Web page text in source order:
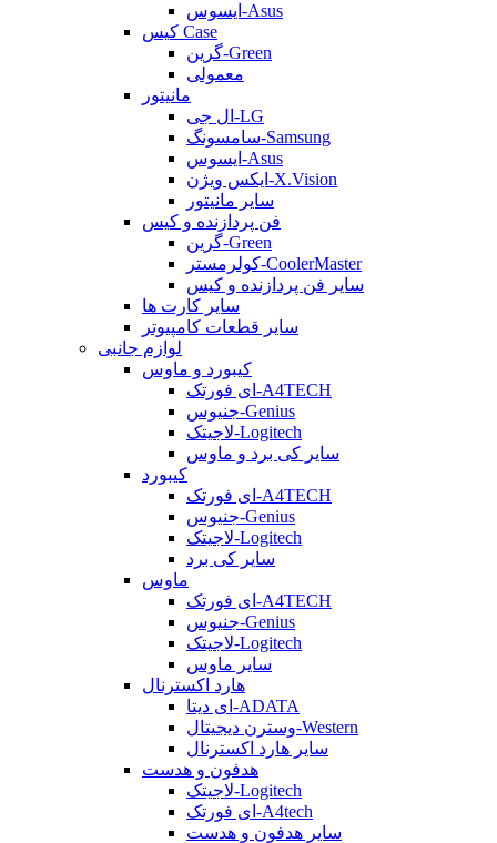
ایسوس-Asus
کیس Case
گرین-Green
معمولی
مانیتور
ال جی-LG
سامسونگ-Samsung
ایسوس-Asus
ایکس ویژن-X.Vision
سایر مانیتور
فن پردازنده و کیس
گرین-Green
کولرمستر-CoolerMaster
سایر فن پردازنده و کیس
سایر کارت ها
سایر قطعات کامپیوتر
لوازم جانبی
کیبورد و ماوس
ای فورتک-A4TECH
جنیوس-Genius
لاجیتک-Logitech
سایر کی برد و ماوس
کیبورد
ای فورتک-A4TECH
جنیوس-Genius
لاجیتک-Logitech
سایر کی برد
ماوس
ای فورتک-A4TECH
جنیوس-Genius
لاجیتک-Logitech
سایر ماوس
هارد اکسترنال
ای دیتا-ADATA
وسترن دیجیتال-Western
سایر هارد اکسترنال
هدفون و هدست
لاجیتک-Logitech
ای فورتک-A4tech
سایر هدفون و هدست